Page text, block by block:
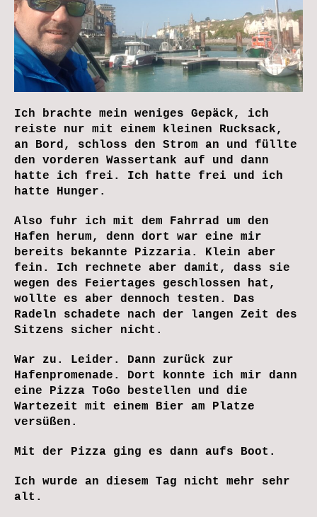
Ich brachte mein weniges Gepäck, ich
reiste nur mit einem kleinen Rucksack,
an Bord, schloss den Strom an und füllte
den vorderen Wassertank auf und dann
hatte ich frei. Ich hatte frei und ich
hatte Hunger.
Also fuhr ich mit dem Fahrrad um den
Hafen herum, denn dort war eine mir
bereits bekannte Pizzaria. Klein aber
fein. Ich rechnete aber damit, dass sie
wegen des Feiertages geschlossen hat,
wollte es aber dennoch testen. Das
Radeln schadete nach der langen Zeit des
Sitzens sicher nicht.
War zu. Leider. Dann zurück zur
Hafenpromenade. Dort konnte ich mir dann
eine Pizza ToGo bestellen und die
Wartezeit mit einem Bier am Platze
versüßen.
Mit der Pizza ging es dann aufs Boot.
Ich wurde an diesem Tag nicht mehr sehr
alt.